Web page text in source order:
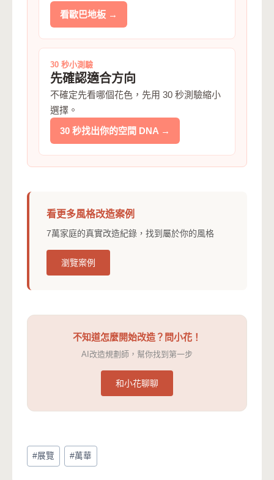
看歐巴地板 →
30 秒小測驗
先確認適合方向
不確定先看哪個花色，先用 30 秒測驗縮小
選擇。
30 秒找出你的空間 DNA →
看更多風格改造案例
7萬家庭的真實改造紀錄，找到屬於你的風格
瀏覽案例
不知道怎麼開始改造？問小花！
AI改造規劃師，幫你找到第一步
和小花聊聊
Post
Tags:
#展覽 #萬華